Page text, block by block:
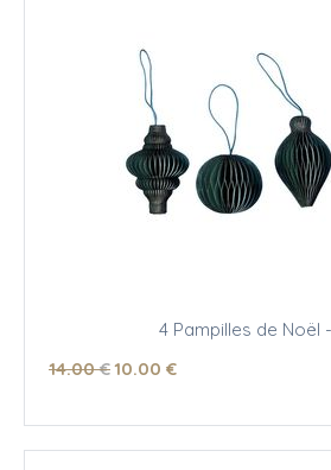
4 Pampilles de Noël
14.00 €10.00 €